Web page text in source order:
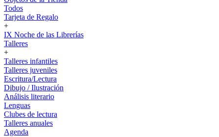
Todos
Tarjeta de Regalo
+
IX Noche de las Librerías
Talleres
+
Talleres infantiles
Talleres juveniles
Escritura/Lectura
Dibujo / Ilustración
Análisis literario
Lenguas
Clubes de lectura
Talleres anuales
Agenda